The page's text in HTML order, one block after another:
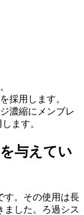
採用します。
濃縮にメンブレ
ます。
与えてい
す。その使用は長
ました。ろ過シス